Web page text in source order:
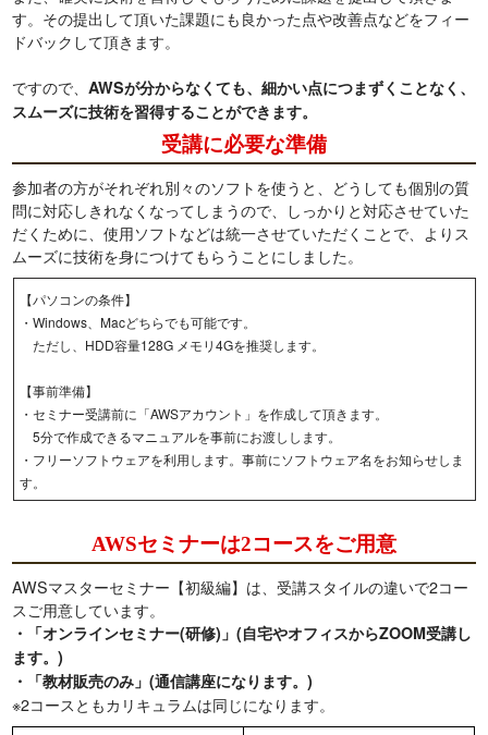
す。その提出して頂いた課題にも良かった点や改善点などをフィー
ドバックして頂きます。
ですので、AWSが分からなくても、細かい点につまずくことなく、
スムーズに技術を習得することができます。
受講に必要な準備
参加者の方がそれぞれ別々のソフトを使うと、どうしても個別の質
問に対応しきれなくなってしまうので、しっかりと対応させていた
だくために、使用ソフトなどは統一させていただくことで、よりス
ムーズに技術を身につけてもらうことにしました。
【パソコンの条件】
・Windows、Macどちらでも可能です。
ただし、HDD容量128G メモリ4Gを推奨します。
【事前準備】
・セミナー受講前に「AWSアカウント」を作成して頂きます。
5分で作成できるマニュアルを事前にお渡しします。
・フリーソフトウェアを利用します。事前にソフトウェア名をお知らせしま
す。
AWSセミナーは2コースをご用意
AWSマスターセミナー【初級編】は、受講スタイルの違いで2コー
スご用意しています。
・「オンラインセミナー(研修)」(自宅やオフィスからZOOM受講し
ます。)
・「教材販売のみ」(通信講座になります。)
※2コースともカリキュラムは同じになります。